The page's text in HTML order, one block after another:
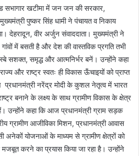
सभागार खटीमा में जन जन की सरकार,
पुष्कर सिंह धामी ने पंचायत व निकाय
देहरादून, वीर अर्जुन संवाददाता। मुख्यमंत्री ने
में बसती है और देश की वास्तविक प्रगति तभी
सशक्त, समृद्ध और आत्मनिर्भर बनें। उन्होंने कहा
और राष्ट्र स्वतः ही विकास ऊँचाइयों को प्राप्त
नरेंद्र मोदी के कुशल नेतृत्व में भारत
बनाने के लक्ष्य के साथ ग्रामीण विकास के क्षेत्र
उन्होंने कहा कि आज प्रधानमंत्री ग्राम सड़क
ग्रामीण आजीविका मिशन, प्रधानमंत्री आवास
अनेकों योजनाओं के माध्यम से ग्रामीण क्षेत्रों को
करने का प्रयास किया जा रहा है। उन्होंने